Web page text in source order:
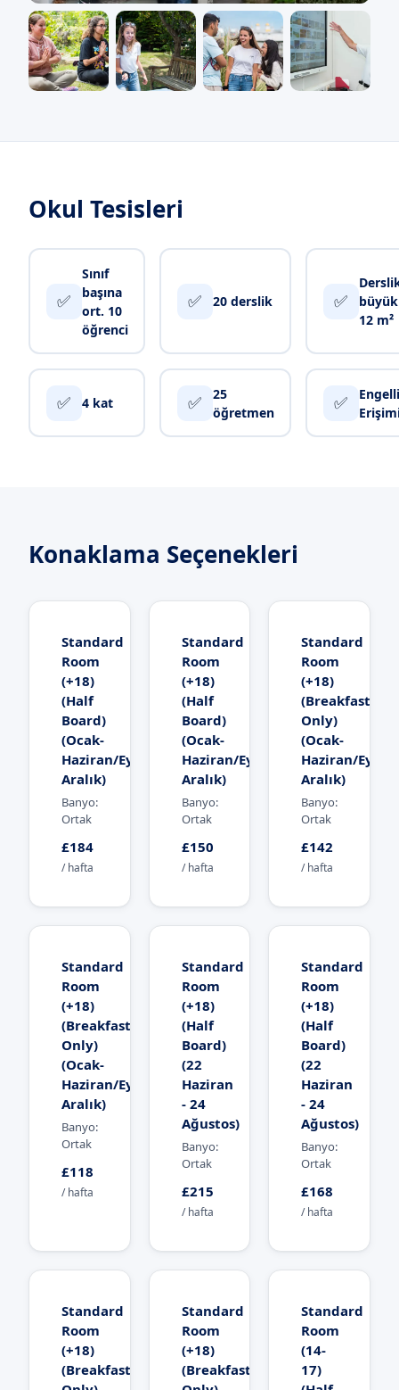
Okul Tesisleri
✅
Sınıf
başına
ort. 10
öğrenci
✅ 20 derslik ✅
12 m²
✅ 4 kat ✅
25
öğretmen
✅
Engelli
Konaklama Seçenekleri
Standard
Room
(+18)
(Half
Board)
(Ocak-
Haziran/Eylül-
Aralık)
Banyo:
Ortak
£184
/ hafta
Standard
Room
(+18)
(Half
Board)
(Ocak-
Haziran/Eylül-
Aralık)
Banyo:
Ortak
£150
/ hafta
Standard
Room
(+18)
(Breakfast
Only)
(Ocak-
Haziran/Eylül-
Aralık)
Banyo:
Ortak
£142
/ hafta
Standard
Room
(+18)
(Breakfast
Only)
(Ocak-
Haziran/Eylül-
Aralık)
Banyo:
Ortak
£118
/ hafta
Standard
Room
(+18)
(Half
Board)
(22
Haziran
- 24
Ağustos)
Banyo:
Ortak
£215
/ hafta
Standard
Room
(+18)
(Half
Board)
(22
Haziran
- 24
Ağustos)
Banyo:
Ortak
£168
/ hafta
Standard
Room
(+18)
(Breakfast
Standard
Room
(+18)
(Breakfast
Standard
Room
(14-
17)